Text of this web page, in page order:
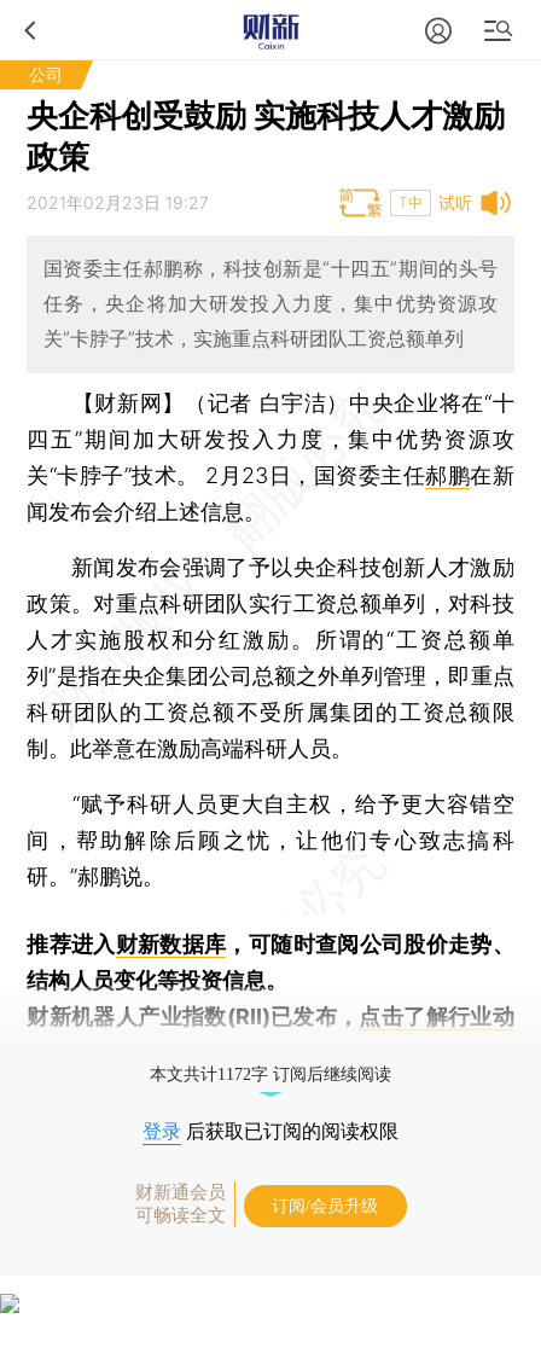
公司
央企科创受鼓励 实施科技人才激励
政策
试听
2021年02月23日 19:27 T中
国资委主任郝鹏称，科技创新是“十四五”期间的头号
任务，央企将加大研发投入力度，集中优势资源攻
关“卡脖子”技术，实施重点科研团队工资总额单列
【财新网】（记者 白宇洁） 中央企业将在“十
四五”期间加大研发投入力度，集中优势资源攻
关“卡脖子”技术。 2月23日，国资委主任郝鹏在新
闻发布会介绍上述信息。
新闻发布会强调了予以央企科技创新人才激励
政策。对重点科研团队实行工资总额单列，对科技
人才实施股权和分红激励。所谓的“工资总额单
列”是指在央企集团公司总额之外单列管理，即重点
科研团队的工资总额不受所属集团的工资总额限
制。此举意在激励高端科研人员。
“赋予科研人员更大自主权，给予更大容错空
间，帮助解除后顾之忧，让他们专心致志搞科
研。”郝鹏说。
推荐进入财新数据库 ，可随时查阅公司股价走势、
结构人员变化等投资信息。
财新机器人产业指数(RII)已发布， 点击了解行业动
本文共计1172字 订阅后继续阅读
登录 后获取已订阅的阅读权限
财新通会员
可畅读全文
订阅/会员升级